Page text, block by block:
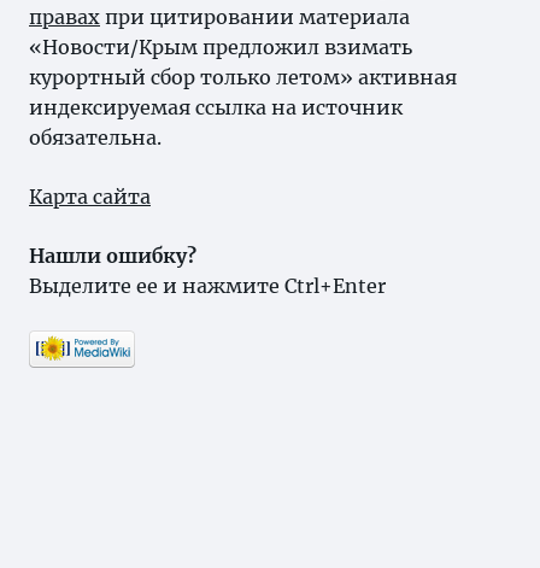
правах при цитировании материала
«Новости/Крым предложил взимать
курортный сбор только летом» активная
индексируемая ссылка на источник
обязательна.
Карта сайта
Нашли ошибку?
Выделите ее и нажмите Ctrl+Enter